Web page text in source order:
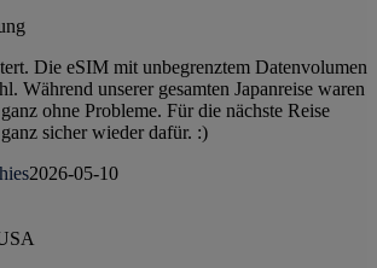
Die eSIM mit unbegrenztem Datenvolumen
Während unserer gesamten Japanreise waren
ohne Probleme. Für die nächste Reise
sicher wieder dafür. :)
2026-05-10